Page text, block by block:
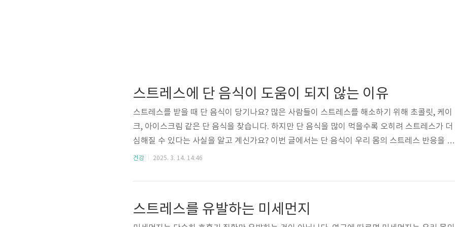
스트레스에 단 음식이 도움이 되지 않는 이유
스트레스를 받을 때 단 음식이 당기나요? 많은 사람들이 스트레스를 해소하기 위해 초콜릿, 케이
크, 아이스크림 같은 단 음식을 찾습니다. 하지만 단 음식을 많이 먹을수록 오히려 스트레스가 더
심해질 수 있다는 사실을 알고 계신가요? 이번 글에서는 단 음식이 우리 몸의 스트레스 반응을 악
화시키는 이유와 건강하게 스트레스를 해소할 수 있는 방법을 알아보겠습니다.1. 스트레스에 단
이는 순간적인 에너지를 제공합니다. 하지만 이후 혈..
건강 2025. 3. 14. 14:46
스트레스를 유발하는 미세먼지